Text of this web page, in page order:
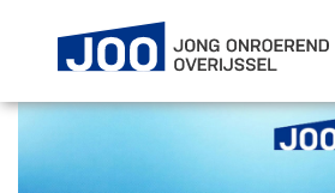
Main Navigation